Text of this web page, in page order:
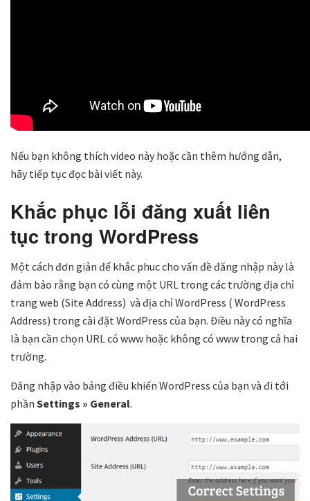
Nếu bạn không thích video này hoặc cần thêm hướng dẫn,
hãy tiếp tục đọc bài viết này.
Khắc phục lỗi đăng xuất liên
tục trong WordPress
Một cách đơn giản để khắc phuc cho vấn đề đăng nhập này là
đảm bảo rằng bạn có cùng một URL trong các trường địa chỉ
trang web (Site Address) và địa chỉ WordPress ( WordPress
Address) trong cài đặt WordPress của bạn. Điều này có nghĩa
là bạn cần chọn URL có www hoặc không có www trong cả hai
trường.
Đăng nhập vào bảng điều khiển WordPress của bạn và đi tới
phần Settings » General.